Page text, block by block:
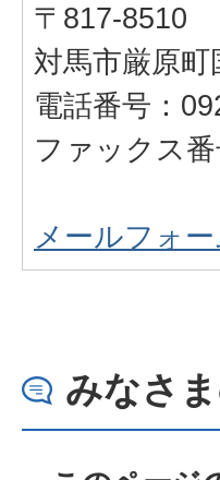
〒817-8510
対馬市厳原
電話番号：
ファックス
メールフォ
みなさ